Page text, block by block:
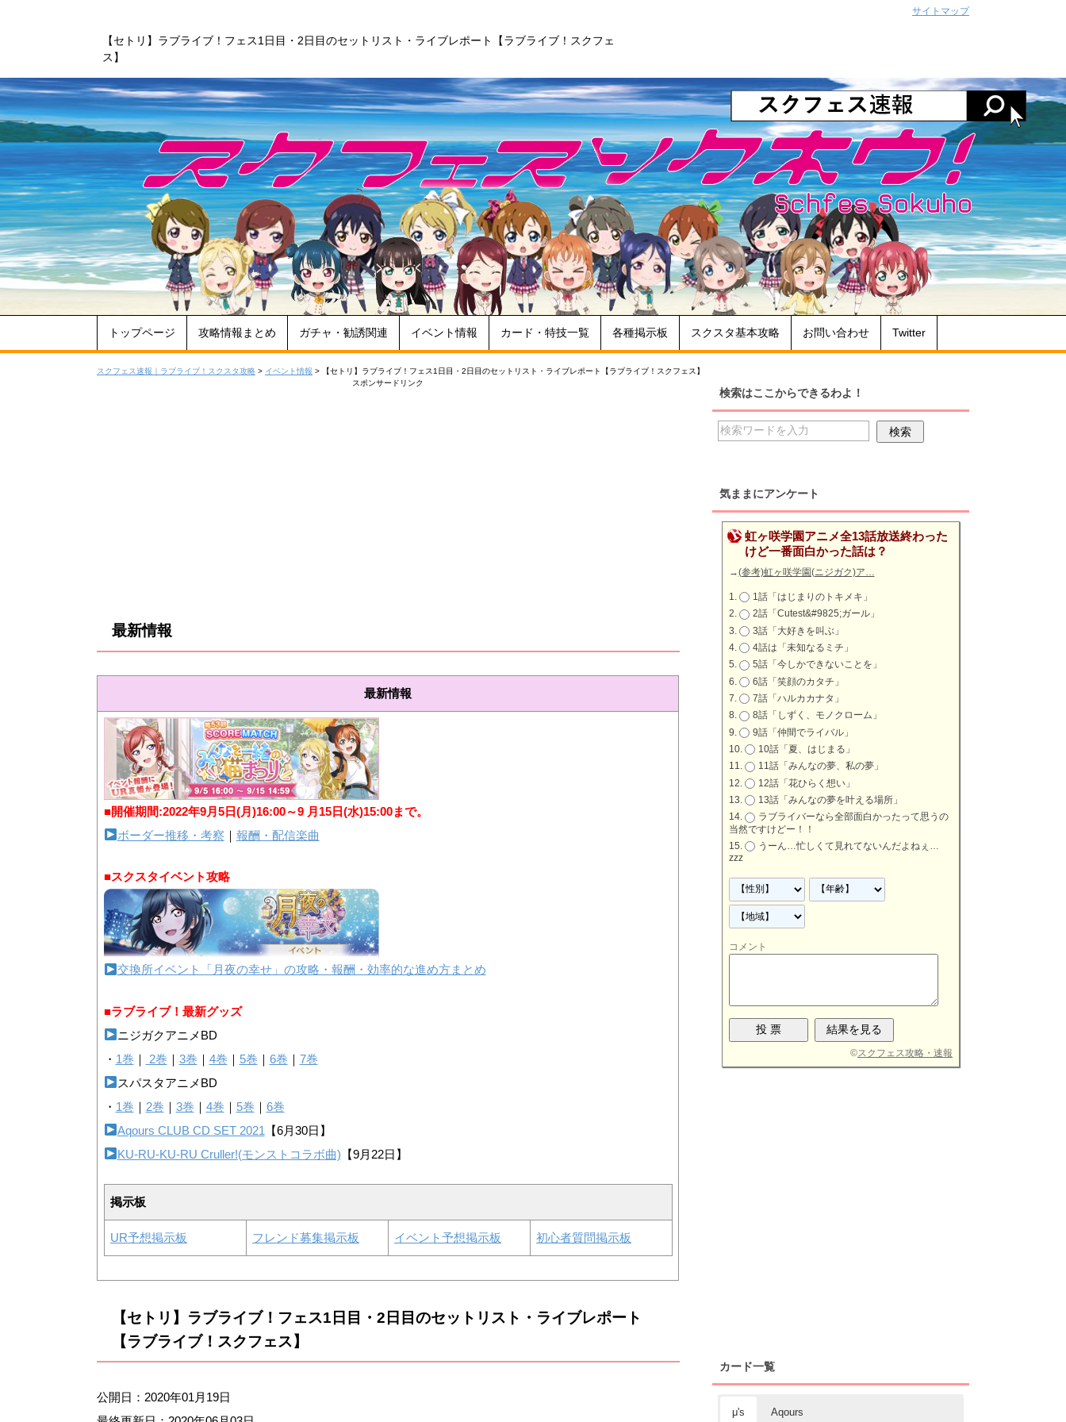
【セトリ】ラブライブ！フェス1日目・2日目のセットリスト・ライブレポート【ラブライブ！スクフェ
ス】
トップページ 攻略情報まとめ ガチャ・勧誘関連 イベント情報 カード・特技一覧 各種掲示板 スクスタ基本攻略 お問い合わせ Twitter
スクフェス速報｜ラブライブ！スクスタ攻略 > イベント情報 >
【セトリ】ラブライブ！フェス1日目・2日目のセットリスト・ライブレポート【ラブライブ！スクフェス】
スポンサードリンク
最新情報
最新情報
■開催期間:2022年9月5日(月)16:00～9 月15日(水)15:00まで。
ボーダー推移・考察 ｜ 報酬・配信楽曲
■スクスタイベント攻略
交換所イベント「月夜の幸せ」の攻略・報酬・効率的な進め方まとめ
■ラブライブ！最新グッズ
ニジガクアニメBD
・ 1巻 ｜ 2巻 ｜ 3巻 ｜ 4巻 ｜ 5巻 ｜ 6巻 ｜ 7巻
スパスタアニメBD
・ 1巻 ｜ 2巻 ｜ 3巻 ｜ 4巻 ｜ 5巻 ｜ 6巻
Aqours CLUB CD SET 2021 【6月30日】
KU-RU-KU-RU Cruller!(モンストコラボ曲) 【9月22日】
掲示板
UR予想掲示板 フレンド募集掲示板 イベント予想掲示板 初心者質問掲示板
【セトリ】ラブライブ！フェス1日目・2日目のセットリスト・ライブレポート
【ラブライブ！スクフェス】
公開日：2020年01月19日
検索はここからできるわよ！
気ままにアンケート
虹ヶ咲学園アニメ全13話放送終わった
けど一番面白かった話は？
→(参考)虹ヶ咲学園(ニジガク)ア…
1話「はじまりのトキメキ」
2話「Cutest&#9825;ガール」
3話「大好きを叫ぶ」
4話は「未知なるミチ」
5話「今しかできないことを」
6話「笑顔のカタチ」
7話「ハルカカナタ」
8話「しずく、モノクローム」
9話「仲間でライバル」
10話「夏、はじまる」
11話「みんなの夢、私の夢」
12話「花ひらく想い」
13話「みんなの夢を叶える場所」
ラブライバーなら全部面白かったって思うの
当然ですけどー！！
うーん…忙しくて見れてないんだよねぇ…
zzz
コメント
©スクフェス攻略・速報
カード一覧
μ's Aqours
サイトマップ